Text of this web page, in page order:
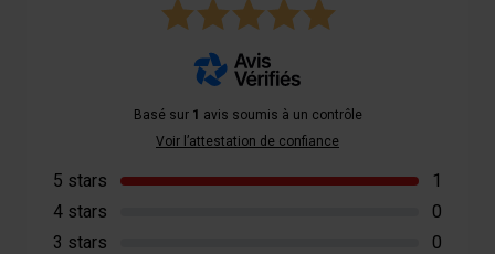
Basé sur 1 avis soumis à un contrôle
Voir l’attestation de confiance
5 stars
1
4 stars
0
3 stars
0